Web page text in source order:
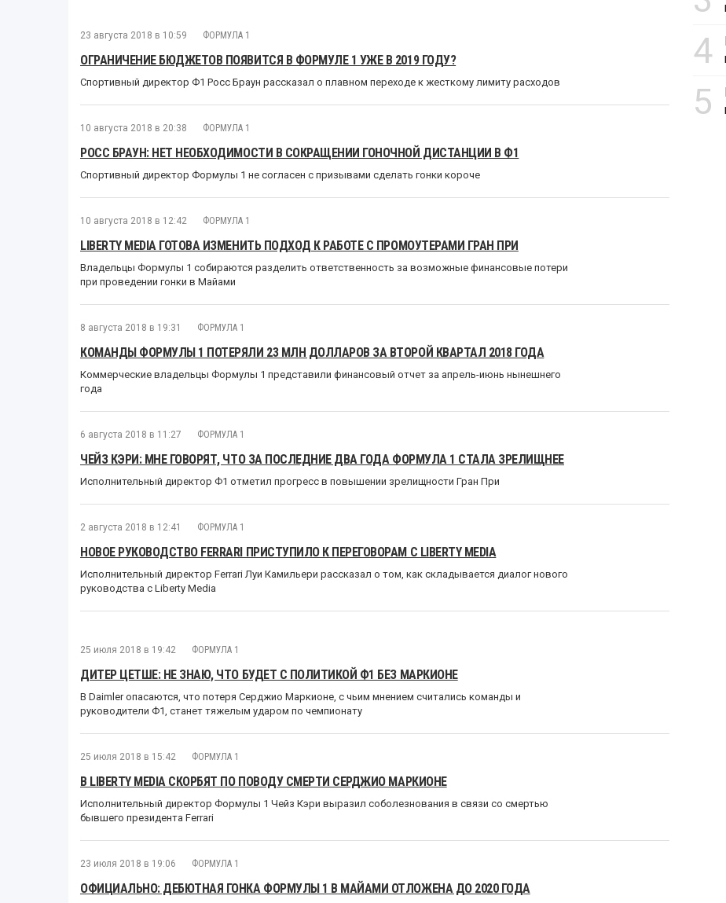
23 августа 2018 в 10:59 ФОРМУЛА 1
ОГРАНИЧЕНИЕ БЮДЖЕТОВ ПОЯВИТСЯ В ФОРМУЛЕ 1 УЖЕ В 2019 ГОДУ?
Спортивный директор Ф1 Росс Браун рассказал о плавном переходе к жесткому лимиту расходов
10 августа 2018 в 20:38 ФОРМУЛА 1
РОСС БРАУН: НЕТ НЕОБХОДИМОСТИ В СОКРАЩЕНИИ ГОНОЧНОЙ ДИСТАНЦИИ В Ф1
Спортивный директор Формулы 1 не согласен с призывами сделать гонки короче
10 августа 2018 в 12:42 ФОРМУЛА 1
LIBERTY MEDIA ГОТОВА ИЗМЕНИТЬ ПОДХОД К РАБОТЕ С ПРОМОУТЕРАМИ ГРАН ПРИ
Владельцы Формулы 1 собираются разделить ответственность за возможные финансовые потери
при проведении гонки в Майами
8 августа 2018 в 19:31 ФОРМУЛА 1
КОМАНДЫ ФОРМУЛЫ 1 ПОТЕРЯЛИ 23 МЛН ДОЛЛАРОВ ЗА ВТОРОЙ КВАРТАЛ 2018 ГОДА
Коммерческие владельцы Формулы 1 представили финансовый отчет за апрель-июнь нынешнего
года
6 августа 2018 в 11:27 ФОРМУЛА 1
ЧЕЙЗ КЭРИ: МНЕ ГОВОРЯТ, ЧТО ЗА ПОСЛЕДНИЕ ДВА ГОДА ФОРМУЛА 1 СТАЛА ЗРЕЛИЩНЕЕ
Исполнительный директор Ф1 отметил прогресс в повышении зрелищности Гран При
2 августа 2018 в 12:41 ФОРМУЛА 1
НОВОЕ РУКОВОДСТВО FERRARI ПРИСТУПИЛО К ПЕРЕГОВОРАМ С LIBERTY MEDIA
Исполнительный директор Ferrari Луи Камильери рассказал о том, как складывается диалог нового
руководства с Liberty Media
25 июля 2018 в 19:42 ФОРМУЛА 1
ДИТЕР ЦЕТШЕ: НЕ ЗНАЮ, ЧТО БУДЕТ С ПОЛИТИКОЙ Ф1 БЕЗ МАРКИОНЕ
В Daimler опасаются, что потеря Серджио Маркионе, с чьим мнением считались команды и
руководители Ф1, станет тяжелым ударом по чемпионату
25 июля 2018 в 15:42 ФОРМУЛА 1
В LIBERTY MEDIA СКОРБЯТ ПО ПОВОДУ СМЕРТИ СЕРДЖИО МАРКИОНЕ
Исполнительный директор Формулы 1 Чейз Кэри выразил соболезнования в связи со смертью
бывшего президента Ferrari
23 июля 2018 в 19:06 ФОРМУЛА 1
ОФИЦИАЛЬНО: ДЕБЮТНАЯ ГОНКА ФОРМУЛЫ 1 В МАЙАМИ ОТЛОЖЕНА ДО 2020 ГОДА
4
5